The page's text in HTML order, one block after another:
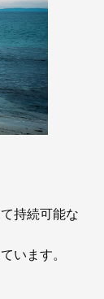
持続可能な
います。